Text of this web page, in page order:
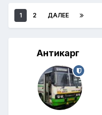
1 2 ДАЛЕЕ
Антикарг